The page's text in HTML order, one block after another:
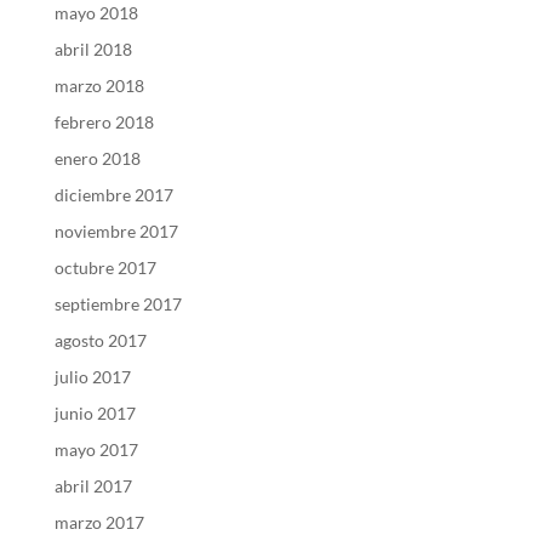
mayo 2018
abril 2018
marzo 2018
febrero 2018
enero 2018
diciembre 2017
noviembre 2017
octubre 2017
septiembre 2017
agosto 2017
julio 2017
junio 2017
mayo 2017
abril 2017
marzo 2017